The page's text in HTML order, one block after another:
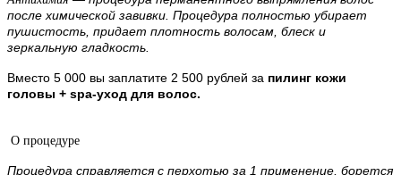
после химической завивки. Процедура полностью убирает
пушистость, придает плотность волосам, блеск и
зеркальную гладкость.
Вместо 5 000 вы заплатите 2 500 рублей за пилинг кожи
головы + spa-уход для волос.
О процедуре
Процедура справляется с перхотью за 1 применение, борется